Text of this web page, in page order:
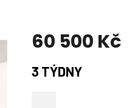
60 500 Kč
Měrná
cena:
3 TÝDNY